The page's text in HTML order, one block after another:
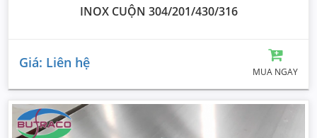
INOX CUỘN 304/201/430/316
Giá: Liên hệ
MUA NGAY